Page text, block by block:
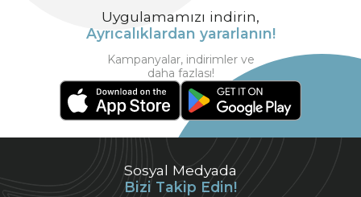
Sosyal Medyada
Bizi Takip Edin!
Uygulamamızı indirin,
Ayrıcalıklardan yararlanın!
Kampanyalar, indirimler ve
daha fazlası!